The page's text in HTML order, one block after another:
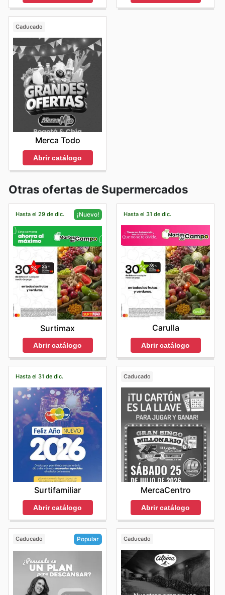
Caducado
Merca Todo
Abrir catálogo
Otras ofertas de Supermercados
Hasta el 29 de dic. ¡Nuevo!
Surtimax
Abrir catálogo
Hasta el 31 de dic.
Carulla
Abrir catálogo
Hasta el 31 de dic.
Surtifamiliar
Abrir catálogo
Caducado
MercaCentro
Abrir catálogo
Caducado Popular Caducado